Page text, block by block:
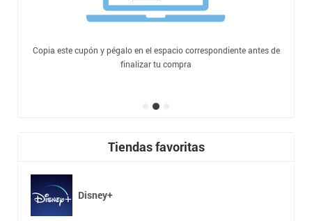
Copia este cupón y pégalo en el espacio correspondiente antes de
finalizar tu compra
Tiendas favoritas
Disney+